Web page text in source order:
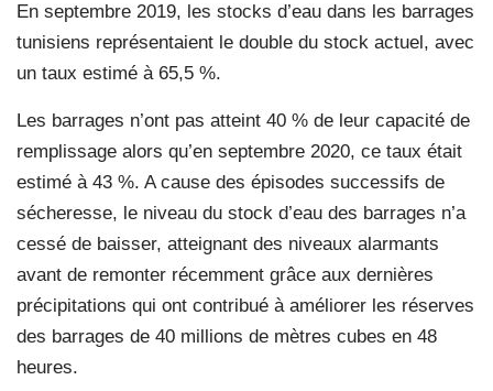
En septembre 2019, les stocks d’eau dans les barrages
tunisiens représentaient le double du stock actuel, avec
un taux estimé à 65,5 %.
Les barrages n’ont pas atteint 40 % de leur capacité de
remplissage alors qu’en septembre 2020, ce taux était
estimé à 43 %. A cause des épisodes successifs de
sécheresse, le niveau du stock d’eau des barrages n’a
cessé de baisser, atteignant des niveaux alarmants
avant de remonter récemment grâce aux dernières
précipitations qui ont contribué à améliorer les réserves
des barrages de 40 millions de mètres cubes en 48
heures.